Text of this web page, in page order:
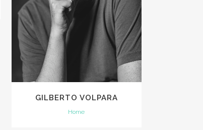
GILBERTO VOLPARA
Home